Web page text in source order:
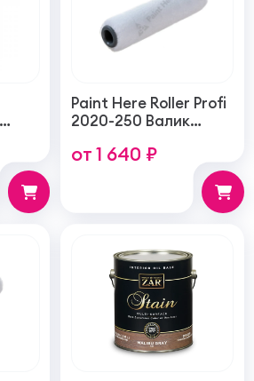
Paint Here Roller Profi
2020-250 Валик
тонкую гладкую
структуру покрытия
от 1 640 ₽